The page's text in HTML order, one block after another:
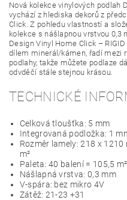
Nová kolekce vinylových podlah
vychází z hlediska dekorů z
Click. Z pohledu vlastností a
kolekce s nášlapnou vrstvou 0,3
Design Vinyl Home Click –
dílem minerál/kámen, řadí mezi
podlahy, takže můžete podlaze
odvděčí stále stejnou krásou.
TECHNICKÉ
Celková tloušťka: 5 mm
Integrovaná podložka: 1
Rozměr lamely: 218 x
m²
Paleta: 40 balení = 105,5 m²
Nášlapná vrstva: 0,3 mm
V-spára: bez mikro 4V
Zátěž: 21-23 +31